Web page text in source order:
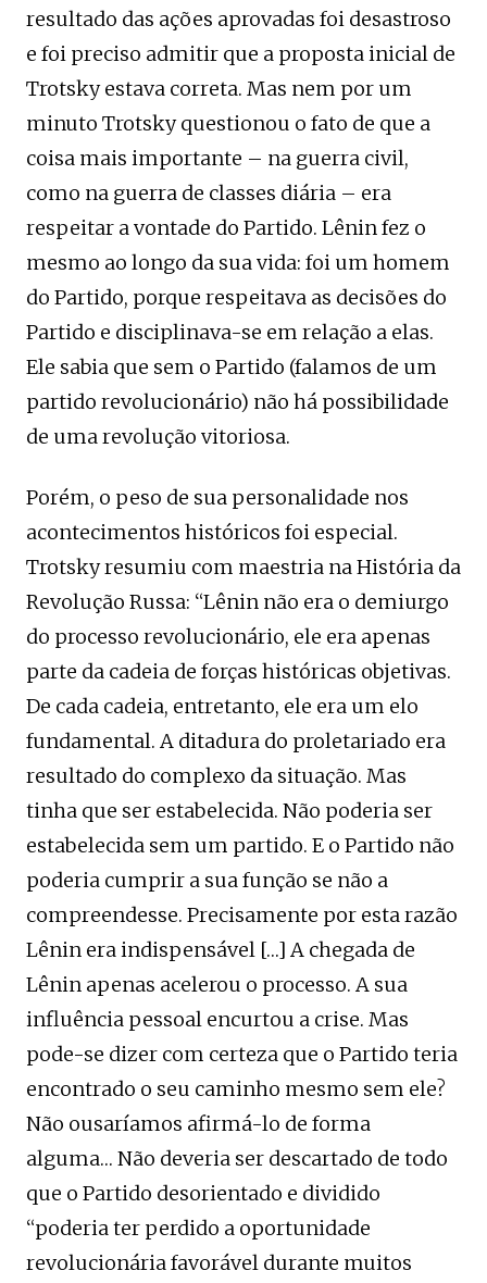
resultado das ações aprovadas foi desastroso
e foi preciso admitir que a proposta inicial de
Trotsky estava correta. Mas nem por um
minuto Trotsky questionou o fato de que a
coisa mais importante – na guerra civil,
como na guerra de classes diária – era
respeitar a vontade do Partido. Lênin fez o
mesmo ao longo da sua vida: foi um homem
do Partido, porque respeitava as decisões do
Partido e disciplinava-se em relação a elas.
Ele sabia que sem o Partido (falamos de um
partido revolucionário) não há possibilidade
de uma revolução vitoriosa.
Porém, o peso de sua personalidade nos
acontecimentos históricos foi especial.
Trotsky resumiu com maestria na História da
Revolução Russa: “Lênin não era o demiurgo
do processo revolucionário, ele era apenas
parte da cadeia de forças históricas objetivas.
De cada cadeia, entretanto, ele era um elo
fundamental. A ditadura do proletariado era
resultado do complexo da situação. Mas
tinha que ser estabelecida. Não poderia ser
estabelecida sem um partido. E o Partido não
poderia cumprir a sua função se não a
compreendesse. Precisamente por esta razão
Lênin era indispensável […] A chegada de
Lênin apenas acelerou o processo. A sua
influência pessoal encurtou a crise. Mas
pode-se dizer com certeza que o Partido teria
encontrado o seu caminho mesmo sem ele?
Não ousaríamos afirmá-lo de forma
alguma… Não deveria ser descartado de todo
que o Partido desorientado e dividido
“poderia ter perdido a oportunidade
revolucionária favorável durante muitos